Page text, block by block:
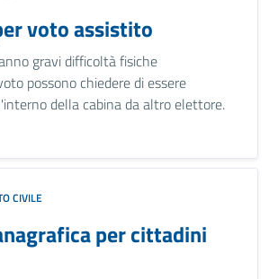
voto assistito
gravi difficoltà fisiche
possono chiedere di essere
della cabina da altro elettore.
CIVILE
per cittadini